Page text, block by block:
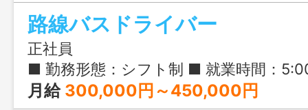
路線バスドライバー
正社員
■ 勤務形態：シフト制 ■ 就業時間：5:00-22:00の間 ※ 6:00～7:30出社がほとんどです ※ 路線バスの運行は18:30～20:30の間に終了するものがほとんどです ※ 計画で時間
月給 300,000円～450,000円